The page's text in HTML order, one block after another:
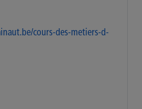
cours-des-metiers-d-